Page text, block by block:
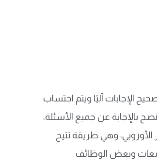
الإجابات آليًا ويتم احتساب
بالإجابة عن جميع الأسئلة،
وهي طريقة تتيح
وبعض الوظائف